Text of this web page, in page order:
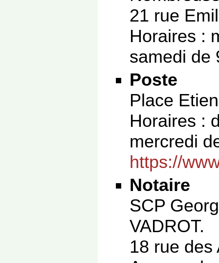
21 rue
Horaires :
samedi de
Poste
Place
Horaires :
mercredi
https://
Notaire
SCP
VADROT.
18 rue des